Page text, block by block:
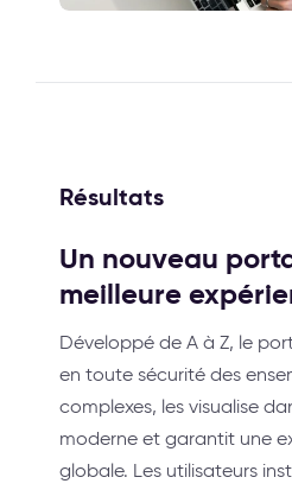
Résultats
Un nouveau
meilleure
Développé de A à Z, le
en toute sécurité des
complexes, les visualise
moderne et garantit une
globale. Les utilisateurs